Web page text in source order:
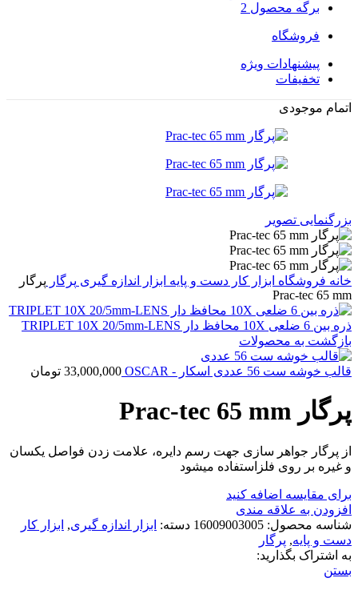
برگه محصول 2
فروشگاه
پیشنهادات ویژه
تخفیفات
اتمام موجودی
بزرگنمایی تصویر
خانه فروشگاه ابزار کار دست و پایه ابزار اندازه گیری پرگار پرگار
Prac-tec 65 mm
ذره بین 6 ضلعی 10X محافظ دار TRIPLET 10X 20/5mm-LENS
بازگشت به محصولات
قالب خوشه ست 56 عددی اسکار - OSCAR 33,000,000 تومان
پرگار Prac-tec 65 mm
از پرگار جواهر سازی جهت رسم دایره، علامت زدن فواصل یکسان
و غیره بر روی فلزاستفاده میشود
برای مقایسه اضافه کنید
افزودن به علاقه مندی
شناسه محصول: 16009003005 دسته: ابزار اندازه گیری, ابزار کار
دست و پایه, پرگار
به اشتراک بگذارید:
بستن